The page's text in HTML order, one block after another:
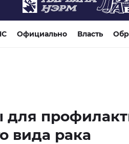
Официально Власть
для
вида рака